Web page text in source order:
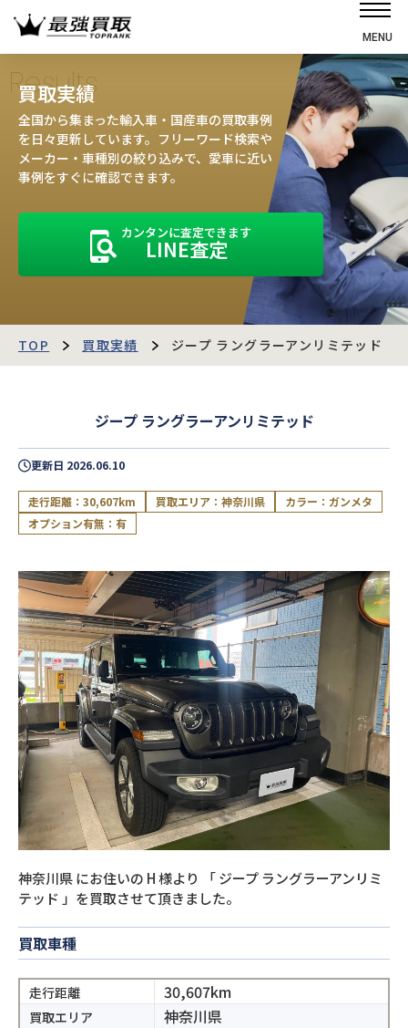
MENU
選ばれる理由
高価買取の仕組み
売却の流れ
お客様の声
運営会社
最強買取マガジン
閉じる
Results
買取実績
全国から集まった輸入車・国産車の買取事例
を日々更新しています。フリーワード検索や
メーカー・車種別の絞り込みで、愛車に近い
事例をすぐに確認できます。
カンタンに査定できます
LINE査定
TOP 買取実績 ジープ ラングラーアンリミテッド
ジープ ラングラーアンリミテッド
更新日 2026.06.10
走行距離：30,607km 買取エリア：神奈川県
カラー：ガンメタ
オプション有無：有
神奈川県にお住いの H様より 「ジープ ラングラーアンリミ
テッド 」を買取させて頂きました。
買取車種
走行距離 30,607km
買取エリア 神奈川県